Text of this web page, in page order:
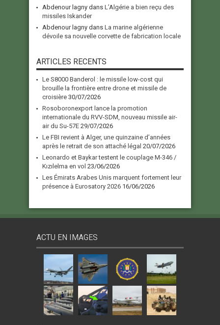
Abdenour lagny dans L’Algérie a bien reçu des
missiles Iskander
Abdenour lagny dans La marine algérienne
dévoile sa nouvelle corvette de fabrication locale
ARTICLES RECENTS
Le S8000 Banderol : le missile low-cost qui
brouille la frontière entre drone et missile de
croisière 30/07/2026
Rosoboronexport lance la promotion
internationale du RVV-SDM, nouveau missile air-
air du Su-57E 29/07/2026
Le FBI revient à Alger, une quinzaine d’années
après le retrait de son attaché légal 20/07/2026
Leonardo et Baykar testent le couplage M-346 /
Kızılelma en vol 23/06/2026
Les Émirats Arabes Unis marquent fortement leur
présence à Eurosatory 2026 16/06/2026
ACTU EN IMAGES